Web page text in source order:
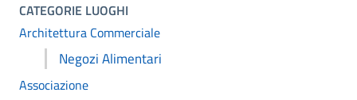
CATEGORIE LUOGHI
Architettura Commerciale
Negozi Alimentari
Associazione